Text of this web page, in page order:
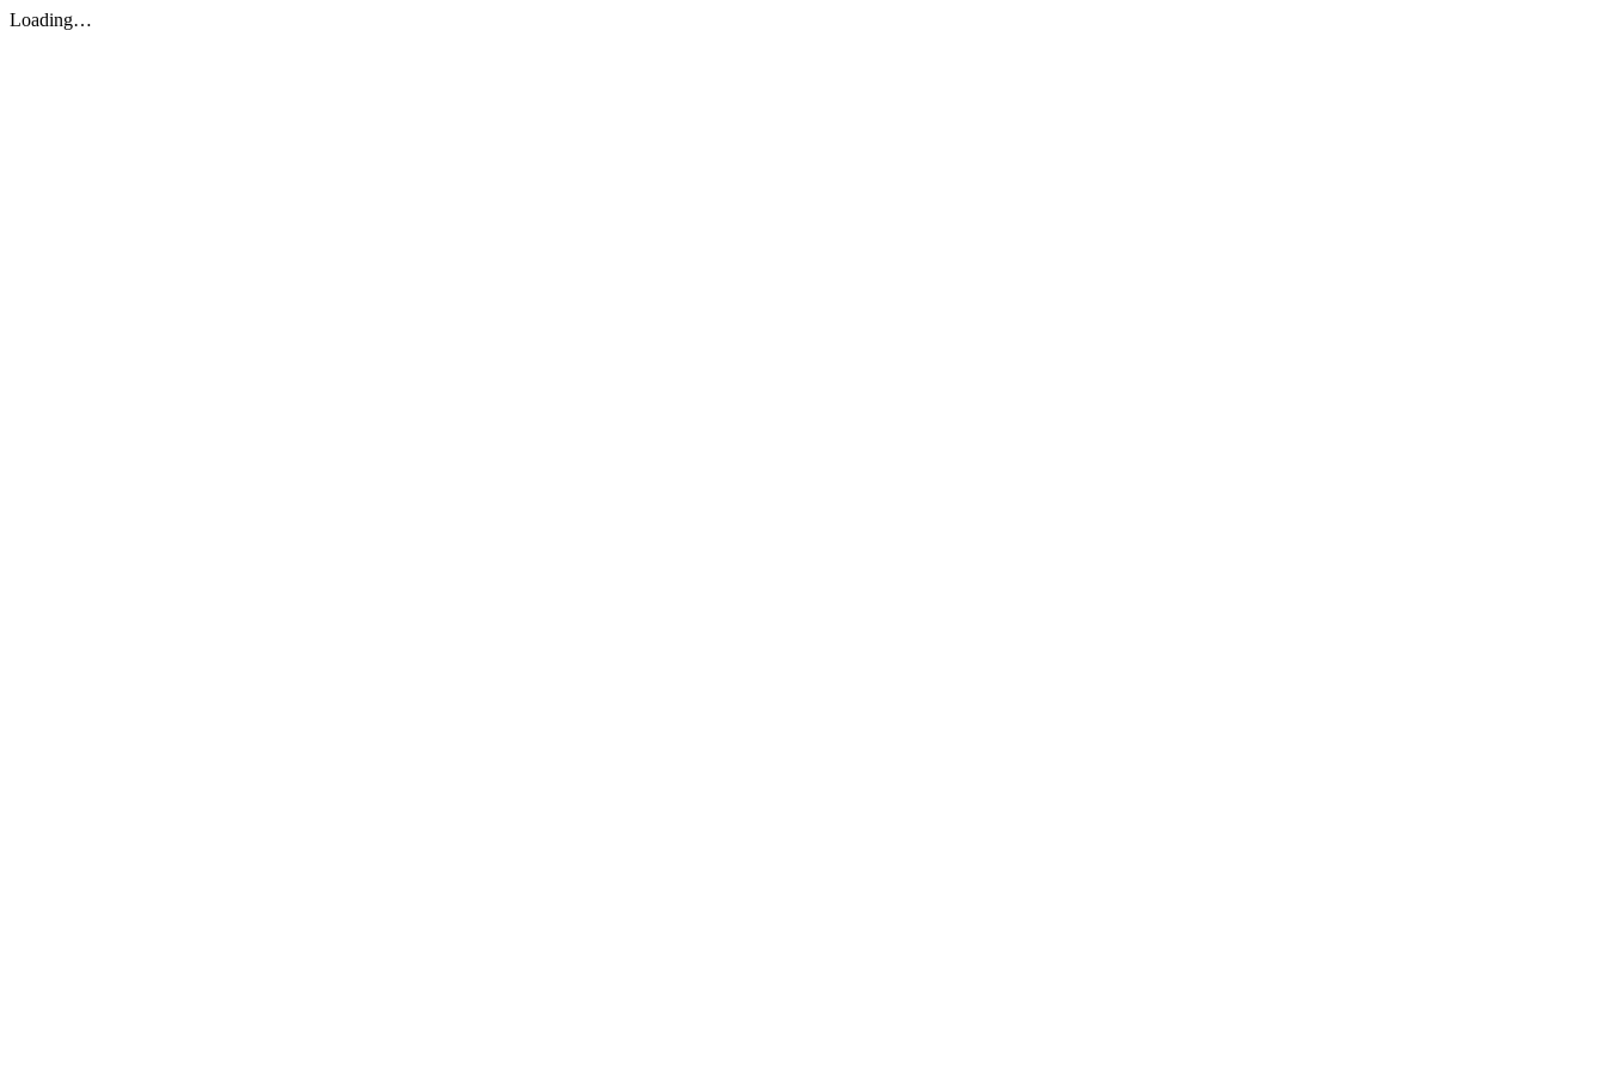
Loading…